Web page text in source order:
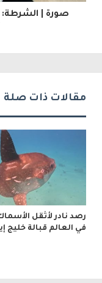
ل
و
صورة | الشرطة:
مقالات ذات صلة
رصد نادر لأثقل
في العالم قبالة خليج